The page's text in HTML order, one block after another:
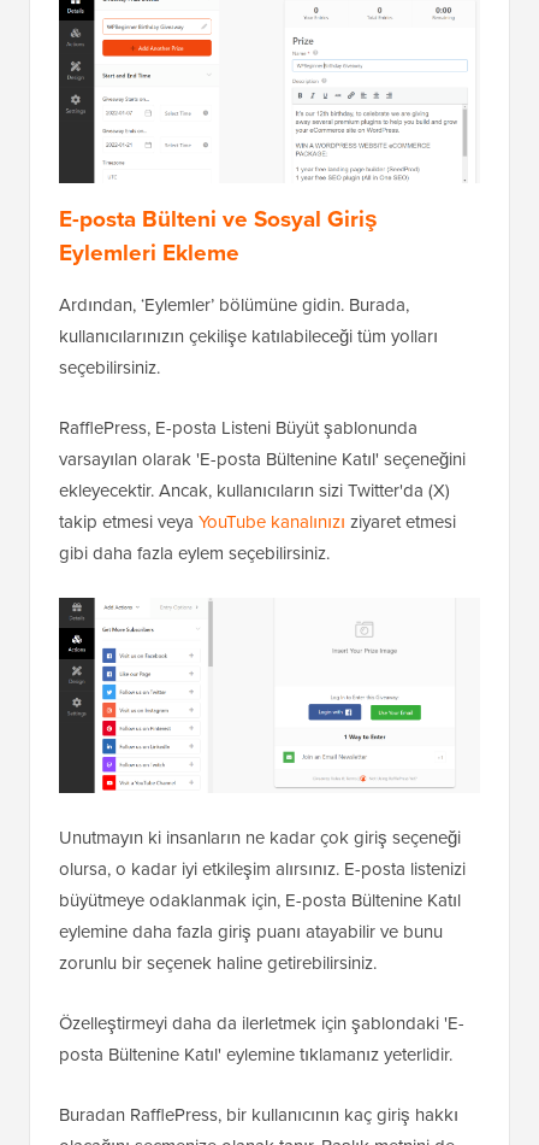
E-posta Bülteni ve Sosyal Giriş
Eylemleri Ekleme
Ardından, ‘Eylemler’ bölümüne gidin. Burada,
kullanıcılarınızın çekilişe katılabileceği tüm yolları
seçebilirsiniz.
RafflePress, E-posta Listeni Büyüt şablonunda
varsayılan olarak 'E-posta Bültenine Katıl' seçeneğini
ekleyecektir. Ancak, kullanıcıların sizi Twitter'da (X)
takip etmesi veya YouTube kanalınızı ziyaret etmesi
gibi daha fazla eylem seçebilirsiniz.
Unutmayın ki insanların ne kadar çok giriş seçeneği
olursa, o kadar iyi etkileşim alırsınız. E-posta listenizi
büyütmeye odaklanmak için, E-posta Bültenine Katıl
eylemine daha fazla giriş puanı atayabilir ve bunu
zorunlu bir seçenek haline getirebilirsiniz.
Özelleştirmeyi daha da ilerletmek için şablondaki 'E-
posta Bültenine Katıl' eylemine tıklamanız yeterlidir.
Buradan RafflePress, bir kullanıcının kaç giriş hakkı